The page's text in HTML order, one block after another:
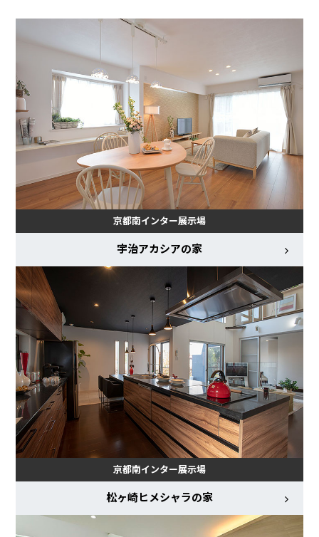
京都南インター展示場
宇治アカシアの家
京都南インター展示場
松ヶ崎ヒメシャラの家